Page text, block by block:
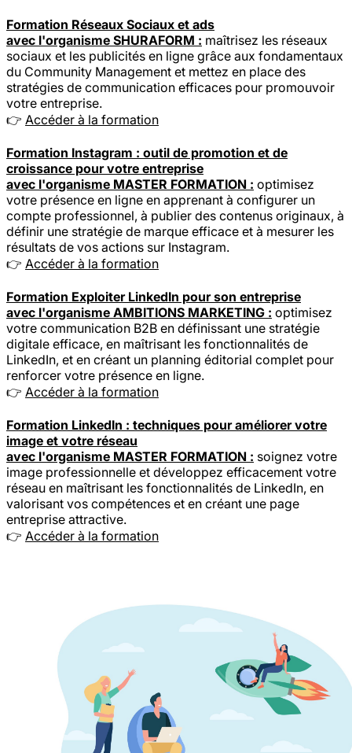
Formation Réseaux Sociaux et ads
avec l'organisme SHURAFORM : maîtrisez les réseaux
sociaux et les publicités en ligne grâce aux fondamentaux
du Community Management et mettez en place des
stratégies de communication efficaces pour promouvoir
votre entreprise.
👉 Accéder à la formation
Formation Instagram : outil de promotion et de
croissance pour votre entreprise
avec l'organisme MASTER FORMATION : optimisez
votre présence en ligne en apprenant à configurer un
compte professionnel, à publier des contenus originaux, à
définir une stratégie de marque efficace et à mesurer les
résultats de vos actions sur Instagram.
👉 Accéder à la formation
Formation Exploiter LinkedIn pour son entreprise
avec l'organisme AMBITIONS MARKETING : optimisez
votre communication B2B en définissant une stratégie
digitale efficace, en maîtrisant les fonctionnalités de
LinkedIn, et en créant un planning éditorial complet pour
renforcer votre présence en ligne.
👉 Accéder à la formation
Formation LinkedIn : techniques pour améliorer votre
image et votre réseau
avec l'organisme MASTER FORMATION : soignez votre
image professionnelle et développez efficacement votre
réseau en maîtrisant les fonctionnalités de LinkedIn, en
valorisant vos compétences et en créant une page
entreprise attractive.
👉 Accéder à la formation